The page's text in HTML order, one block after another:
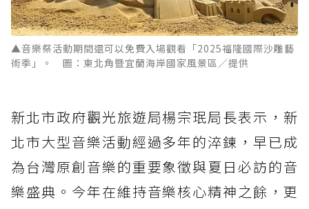
▲音樂祭活動期間還可以免費入場觀看「2025福隆國際沙雕藝
術季」。 圖：東北角暨宜蘭海岸國家風景區／提供
新北市政府觀光旅遊局楊宗珉局長表示，新
北市大型音樂活動經過多年的淬鍊，早已成
為台灣原創音樂的重要象徵與夏日必訪的音
樂盛典。今年在維持音樂核心精神之餘，更